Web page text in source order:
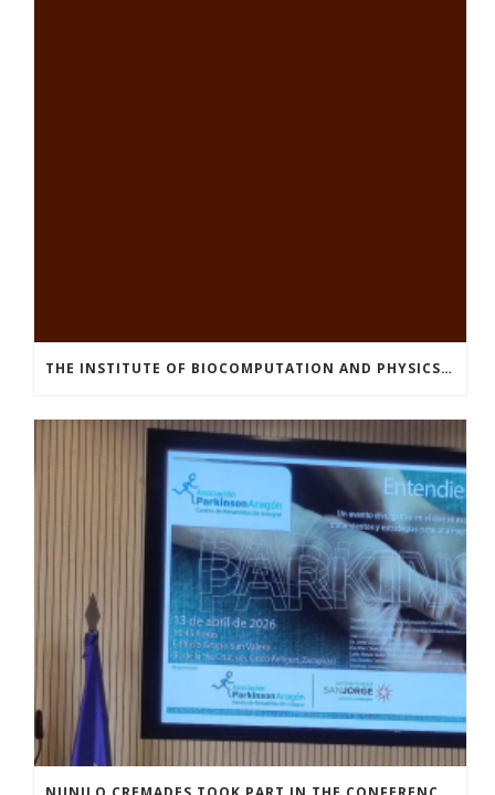
THE INSTITUTE OF BIOCOMPUTATION AND PHYSICS OF COMPLEX SYSTEMS AT THE UNIVERSITY OF ZARAGOZA ORGANISED THE WORKSHOP “THE JOURNEY THROUGH THE DIGESTIVE SYSTEM” FOR MEMBERS OF THE UTRILLO ASSOCIATION